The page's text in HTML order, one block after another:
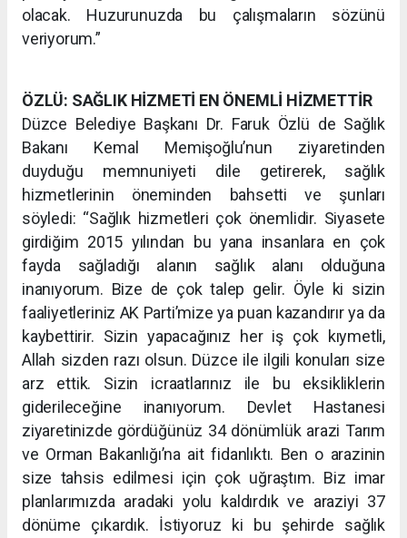
olacak. Huzurunuzda bu çalışmaların sözünü
veriyorum.”
ÖZLÜ: SAĞLIK HİZMETİ EN ÖNEMLİ HİZMETTİR
Düzce Belediye Başkanı Dr. Faruk Özlü de Sağlık
Bakanı Kemal Memişoğlu’nun ziyaretinden
duyduğu memnuniyeti dile getirerek, sağlık
hizmetlerinin öneminden bahsetti ve şunları
söyledi: “Sağlık hizmetleri çok önemlidir. Siyasete
girdiğim 2015 yılından bu yana insanlara en çok
fayda sağladığı alanın sağlık alanı olduğuna
inanıyorum. Bize de çok talep gelir. Öyle ki sizin
faaliyetleriniz AK Parti’mize ya puan kazandırır ya da
kaybettirir. Sizin yapacağınız her iş çok kıymetli,
Allah sizden razı olsun. Düzce ile ilgili konuları size
arz ettik. Sizin icraatlarınız ile bu eksikliklerin
giderileceğine inanıyorum. Devlet Hastanesi
ziyaretinizde gördüğünüz 34 dönümlük arazi Tarım
ve Orman Bakanlığı’na ait fidanlıktı. Ben o arazinin
size tahsis edilmesi için çok uğraştım. Biz imar
planlarımızda aradaki yolu kaldırdık ve araziyi 37
dönüme çıkardık. İstiyoruz ki bu şehirde sağlık